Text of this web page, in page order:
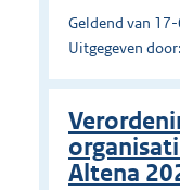
Geldend van
Uitgegeven
Altena